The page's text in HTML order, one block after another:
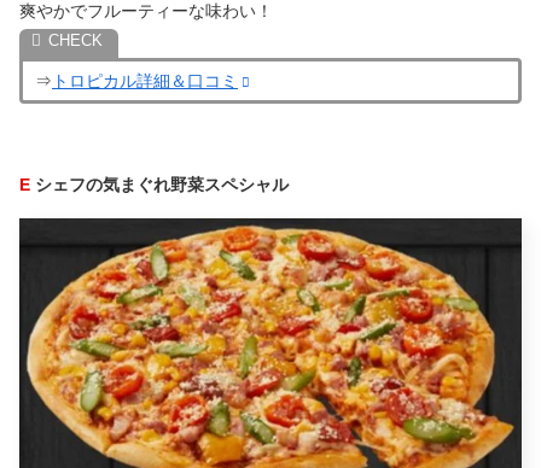
爽やかでフルーティーな味わい！
⇒ トロピカル詳細＆口コミ
E シェフの気まぐれ野菜スペシャル